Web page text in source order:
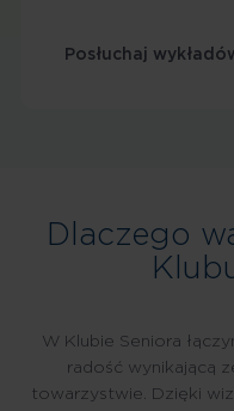
Posłuchaj
Dlaczego
W Klubie Seniora
radość wynikającą
towarzystwie. Dzięki